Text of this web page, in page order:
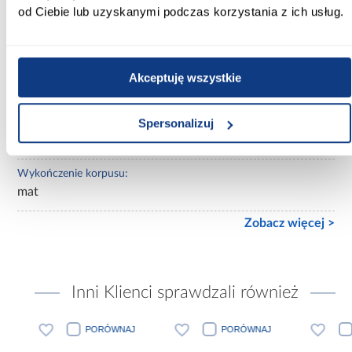
od Ciebie lub uzyskanymi podczas korzystania z ich usług.
Akceptuję wszystkie
Spersonalizuj
Lustro:
mat
Wykończenie korpusu:
mat
Zobacz więcej >
Inni Klienci sprawdzali również
PORÓWNAJ PORÓWNAJ